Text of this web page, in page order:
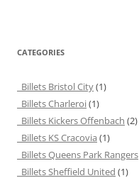
CATEGORIES
Billets Bristol City(1)
Billets Charleroi(1)
Billets Kickers Offenbach (2)
Billets KS Cracovia (1)
Billets Queens Park Rangers
Billets Sheffield United (1)